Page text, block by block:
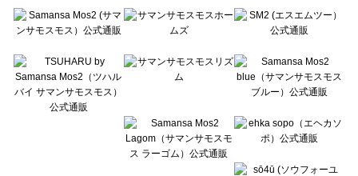
Te chichi（テチチ）のその他シューズ一覧
Te chichi CLASSIC（テチチ クラシック）のその他シューズ一覧
Lugnoncure（ルノンキュール）のその他シューズ一覧
BETTY'S BLUE（べティーズブルー）のその他シューズ一覧
Wpc.（ワールドパーティー）のその他シューズ一覧